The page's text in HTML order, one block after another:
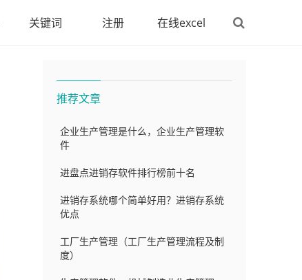
关键词 注册 在线excel
推荐文章
企业生产管理是什么，企业生产管理软
件
进盘点进销存软件排行榜前十名
进销存系统哪个简单好用？进销存系统
优点
工厂生产管理（工厂生产管理流程及制
度）